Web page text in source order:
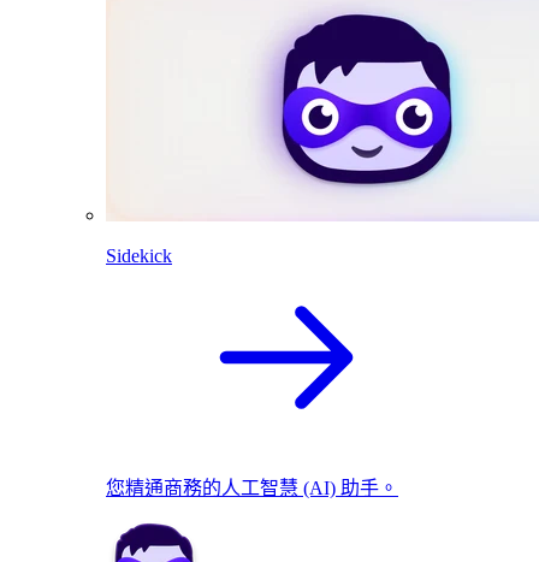
Sidekick
您精通商務的人工智慧 (AI) 助手。